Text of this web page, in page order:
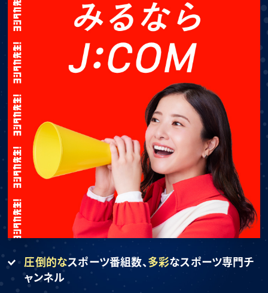
圧倒的なスポーツ番組数、多彩なスポーツ専門チ
ャンネル